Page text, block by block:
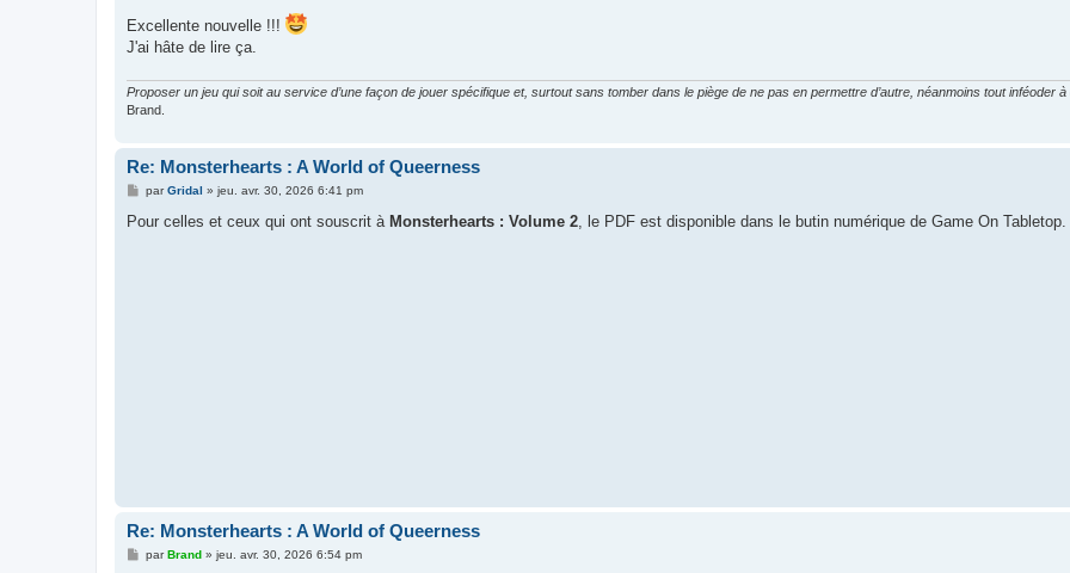
s
a
Excellente nouvelle !!!
J'ai hâte de lire ça.
Proposer un jeu qui soit au service d’une façon de jouer spécifique et, surtout sans tomber dans le piège de ne pas en permettre d’autre, néanmoins tout inféoder
Brand.
Re: Monsterhearts : A World of Queerness
M
s
parGridal » jeu. avr. 30, 2026 6:41 pm
Pour celles et ceux qui ont souscrit à Monsterhearts : Volume 2 , le PDF est disponible dans le butin numérique de Game On Tabletop.
Re: Monsterhearts : A World of Queerness
MparBrand» jeu. avr. 30, 2026 6:54 pm